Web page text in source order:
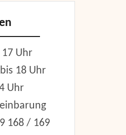
17 Uhr
18 Uhr
Uhr
168 / 169